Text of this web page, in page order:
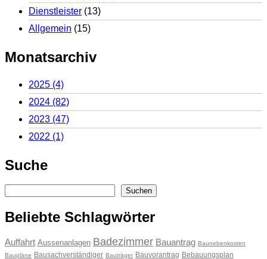
Dienstleister (13)
Allgemein (15)
Monatsarchiv
2025 (4)
2024 (82)
2023 (47)
2022 (1)
Suche
Suchen
Beliebte Schlagwörter
Auffahrt Aussenanlagen Badezimmer Bauantrag Baunebenkosten
Baupläne Bausachverständiger Bauträger Bauvorantrag Bebauungsplan